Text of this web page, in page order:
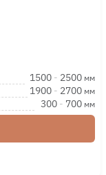
1500 - 2500 мм
1900 - 2700 мм
300 - 700 мм